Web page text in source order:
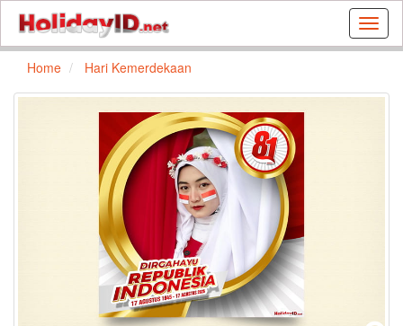
Buat
kartu
dan
Home Hari Kemerdekaan